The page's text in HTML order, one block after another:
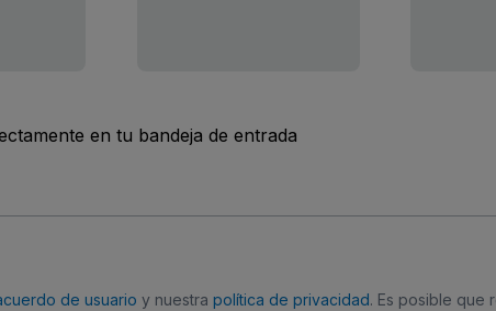
en tu bandeja de entrada
de usuario y nuestra política de privacidad. Es posible que